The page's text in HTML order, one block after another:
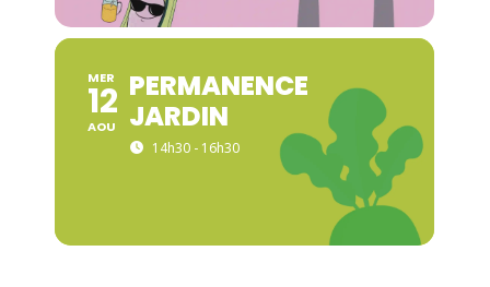
MER
12
AOU
PERMANENCE
JARDIN
14h30 - 16h30